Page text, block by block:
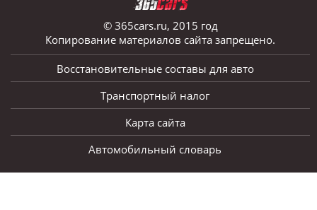
© 365cars.ru, 2015 год
Копирование материалов сайта запрещено.
Восстановительные составы для авто
Транспортный налог
Карта сайта
Автомобильный словарь